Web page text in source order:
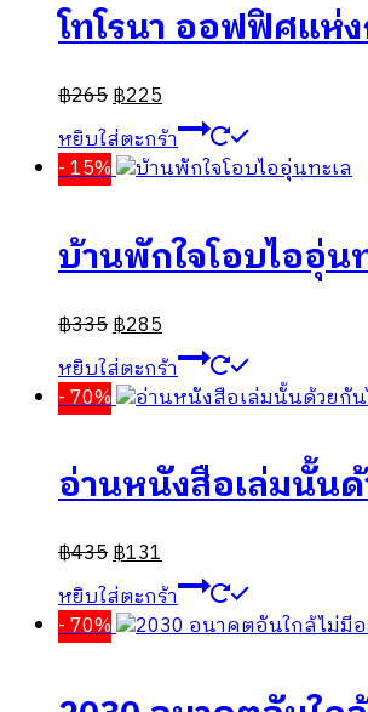
โทโรนา ออฟฟิศแห่
฿265฿225
หยิบใส่ตะกร้า
- 15%
บ้านพักใจโอบไออุ่น
฿335฿285
หยิบใส่ตะกร้า
- 70%
อ่านหนังสือเล่มนั้น
฿435฿131
หยิบใส่ตะกร้า
- 70%